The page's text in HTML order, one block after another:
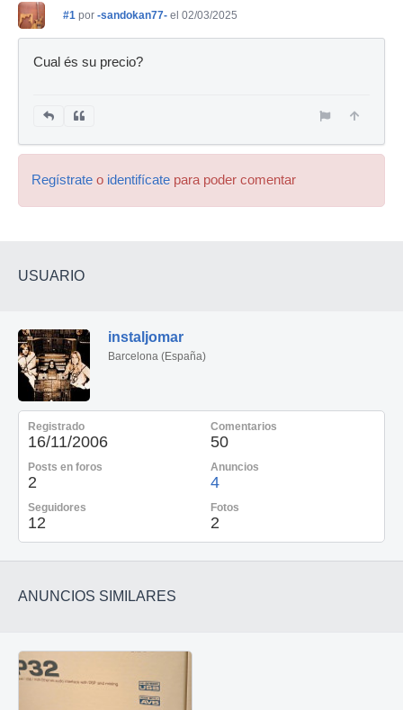
#1 por -sandokan77- el 02/03/2025
Cual és su precio?
Regístrate o identifícate para poder comentar
USUARIO
instaljomar
Barcelona (España)
Registrado
16/11/2006
Comentarios
50
Posts en foros
2
Anuncios
4
Seguidores
12
Fotos
2
ANUNCIOS SIMILARES